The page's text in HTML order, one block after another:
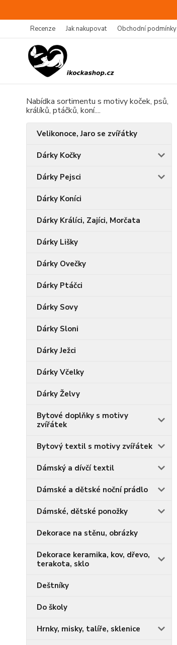
Recenze Jak nakupovat Obchodní podmínky
Nabídka sortimentu s motivy koček, psů,
králíků, ptáčků, koní....
Velikonoce, Jaro se zvířátky
Dárky Kočky
Dárky Pejsci
Dárky Koníci
Dárky Králíci, Zajíci, Morčata
Dárky Lišky
Dárky Ovečky
Dárky Ptáčci
Dárky Sovy
Dárky Sloni
Dárky Ježci
Dárky Včelky
Dárky Želvy
Bytové doplňky s motivy
zvířátek
Bytový textil s motivy zvířátek
Dámský a dívčí textil
Dámské a dětské noční prádlo
Dámské, dětské ponožky
Dekorace na stěnu, obrázky
Dekorace keramika, kov, dřevo,
terakota, sklo
Deštníky
Do školy
Hrnky, misky, talíře, sklenice